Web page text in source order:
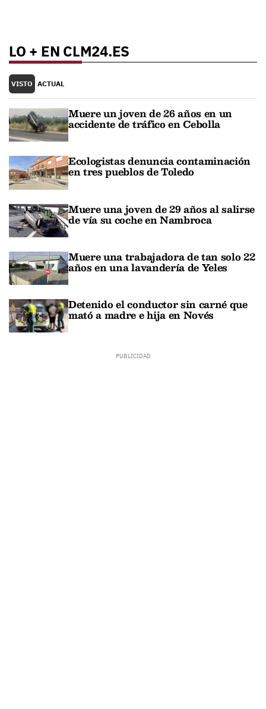
LO + EN CLM24.ES
VISTO ACTUAL
Muere un joven de 26 años en un
accidente de tráfico en Cebolla
Ecologistas denuncia contaminación
en tres pueblos de Toledo
Muere una joven de 29 años al salirse
de vía su coche en Nambroca
Muere una trabajadora de tan solo 22
años en una lavandería de Yeles
Detenido el conductor sin carné que
mató a madre e hija en Novés